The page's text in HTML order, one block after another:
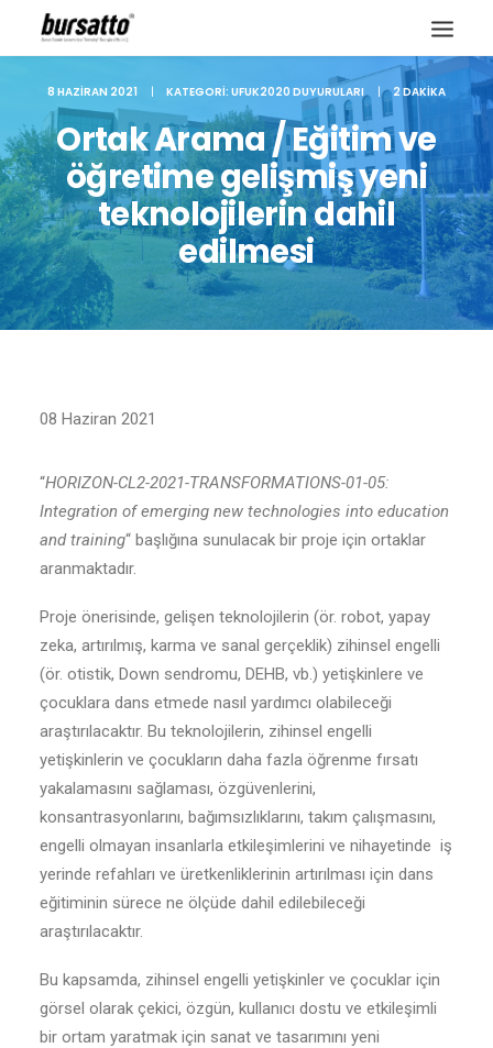
Site içi arama
8 HAZIRAN 2021 | KATEGORI: UFUK2020 DUYURULARI | 2 DAKIKA
Ortak Arama / Eğitim ve
öğretime gelişmiş yeni
teknolojilerin dahil
edilmesi
08 Haziran 2021
“HORIZON-CL2-2021-TRANSFORMATIONS-01-05:
Integration of emerging new technologies into education
and training“ başlığına sunulacak bir proje için ortaklar
aranmaktadır.
Proje önerisinde, gelişen teknolojilerin (ör. robot, yapay
zeka, artırılmış, karma ve sanal gerçeklik) zihinsel engelli
(ör. otistik, Down sendromu, DEHB, vb.) yetişkinlere ve
çocuklara dans etmede nasıl yardımcı olabileceği
araştırılacaktır. Bu teknolojilerin, zihinsel engelli
yetişkinlerin ve çocukların daha fazla öğrenme fırsatı
yakalamasını sağlaması, özgüvenlerini,
konsantrasyonlarını, bağımsızlıklarını, takım çalışmasını,
engelli olmayan insanlarla etkileşimlerini ve nihayetinde iş
yerinde refahları ve üretkenliklerinin artırılması için dans
eğitiminin sürece ne ölçüde dahil edilebileceği
araştırılacaktır.
Bu kapsamda, zihinsel engelli yetişkinler ve çocuklar için
görsel olarak çekici, özgün, kullanıcı dostu ve etkileşimli
bir ortam yaratmak için sanat ve tasarımını yeni